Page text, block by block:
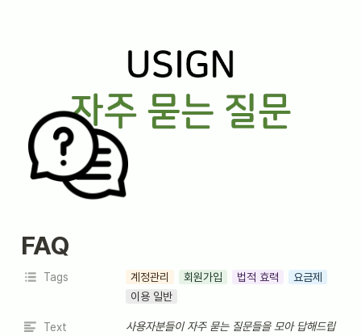
FAQ
Tags 계정관리 회원가입 법적 효력
요금제
이용 일반
Text
사용자분들이 자주 묻는 질문들을 모아 답해드립